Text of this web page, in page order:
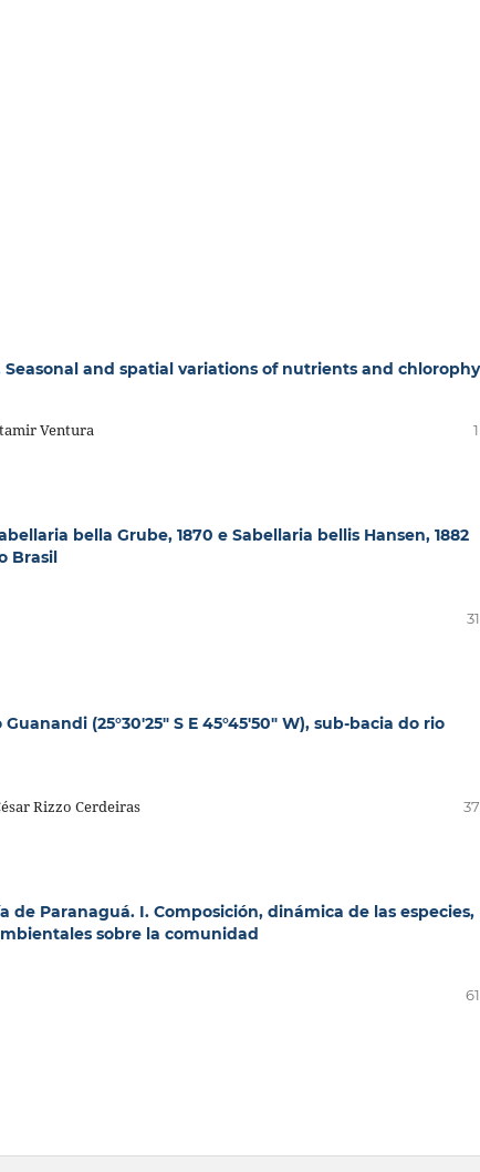
and spatial variations of nutrients and
Ventura
bella Grube, 1870 e Sabellaria bellis Hansen, 1882
Brasil
(25°30'25" S E 45°45'50" W), sub-bacia do rio
Rizzo Cerdeiras
Paranaguá. I. Composición, dinámica de las especies,
sobre la comunidad